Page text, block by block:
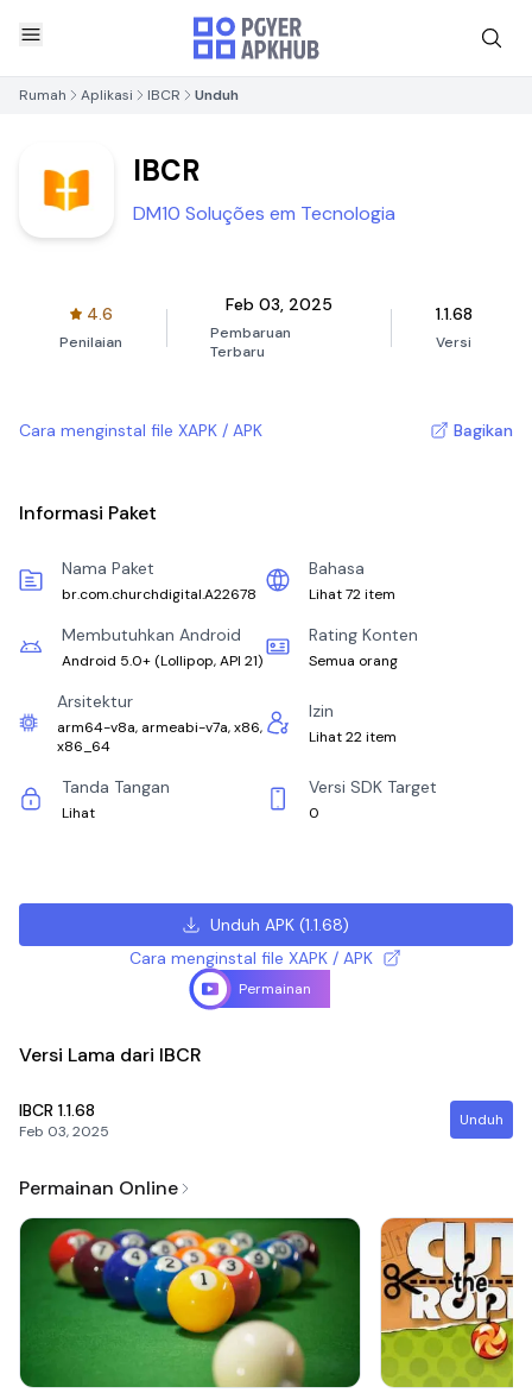
Rumah Aplikasi IBCR Unduh
IBCR
DM10 Soluções em Tecnologia
4.6
Penilaian
Feb 03, 2025
Pembaruan
Terbaru
1.1.68
Versi
Cara menginstal file XAPK / APK Bagikan
Informasi Paket
Nama Paket
br.com.churchdigital.A22678
Bahasa
Lihat 72 item
Membutuhkan Android
Android 5.0+ (Lollipop, API 21)
Rating Konten
Semua orang
Arsitektur
arm64-v8a, armeabi-v7a, x86,
x86_64
Izin
Lihat 22 item
Tanda Tangan
Lihat
Versi SDK Target
0
Unduh APK (1.1.68)
Cara menginstal file XAPK / APK
Permainan
Versi Lama dari IBCR
IBCR 1.1.68
Feb 03, 2025
Unduh
Permainan Online